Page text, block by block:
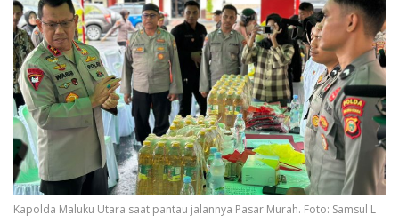
Kapolda Maluku Utara saat pantau jalannya Pasar Murah. Foto: Samsul L